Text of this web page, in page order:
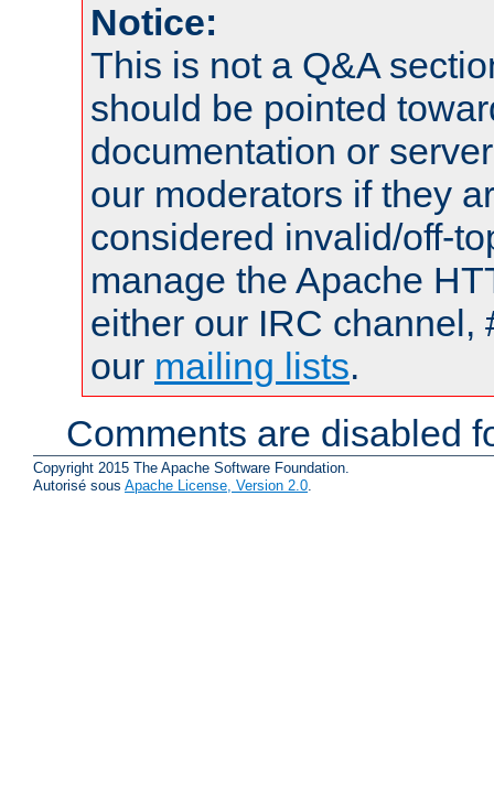
Notice:
This is not a Q&A
should be pointed
documentation or
our moderators if they
considered invalid/off-
manage the Apache
either our IRC channel,
our mailing lists.
Comments are disabled
Copyright 2015 The Apache Software Foundation.
Autorisé sous Apache License, Version 2.0.